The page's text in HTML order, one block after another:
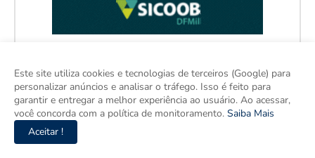
Este site utiliza cookies e tecnologias de terceiros (Google) para
personalizar anúncios e analisar o tráfego. Isso é feito para
garantir e entregar a melhor experiência ao usuário. Ao acessar,
você concorda com a política de monitoramento. Saiba Mais
Aceitar !